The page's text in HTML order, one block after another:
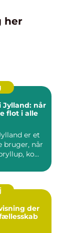
her
Jylland: når
flot i alle
er et
bruger, når
ko...
der